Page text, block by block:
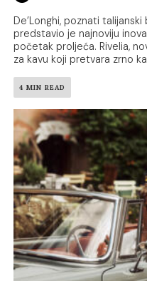
De’Longhi, poznati
predstavio je najnoviju
početak proljeća. Rivelia,
za kavu koji pretvara zrno
4 MIN READ